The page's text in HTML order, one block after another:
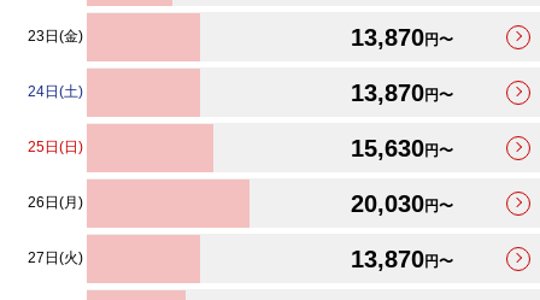
23日(金) 13,870円〜
24日(土) 13,870円〜
25日(日) 15,630円〜
26日(月) 20,030円〜
27日(火) 13,870円〜